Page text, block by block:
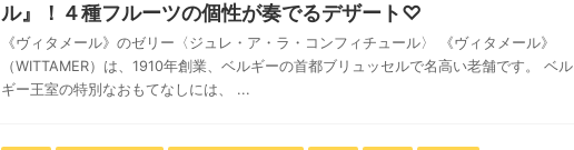
ル』！４種フルーツの個性が奏でるデザート♡
《ヴィタメール》のゼリー〈ジュレ・ア・ラ・コンフィチュール〉 《ヴィタメール》
（WITTAMER）は、1910年創業、ベルギーの首都ブリュッセルで名高い老舗です。 ベル
ギー王室の特別なおもてなしには、 ...